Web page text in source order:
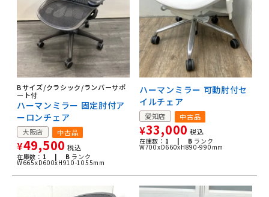
Bサイズ/クラシック/ランバーサポ
ート付
ハーマンミラー 固定肘付ア
ーロンチェア
大阪店 中古品
¥49,500 税込
在庫数： 1 | B ランク
W665xD600xH910-1055mm
ハーマンミラー 可動肘付セ
イルチェア
愛知店 中古品
¥33,000 税込
在庫数： 1 | B ランク
W700xD660xH890-990mm